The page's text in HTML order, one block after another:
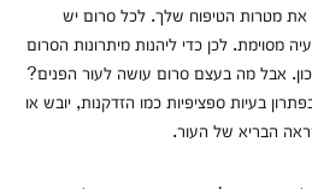
את מטרות הטיפוח שלך. לכל סרום יש
מסוימת. לכן כדי ליהנות מיתרונות הסרום
אבל מה בעצם סרום עושה לעור הפנים?
בעיות ספציפיות כמו הזדקנות, יובש או
הבריא של העור.